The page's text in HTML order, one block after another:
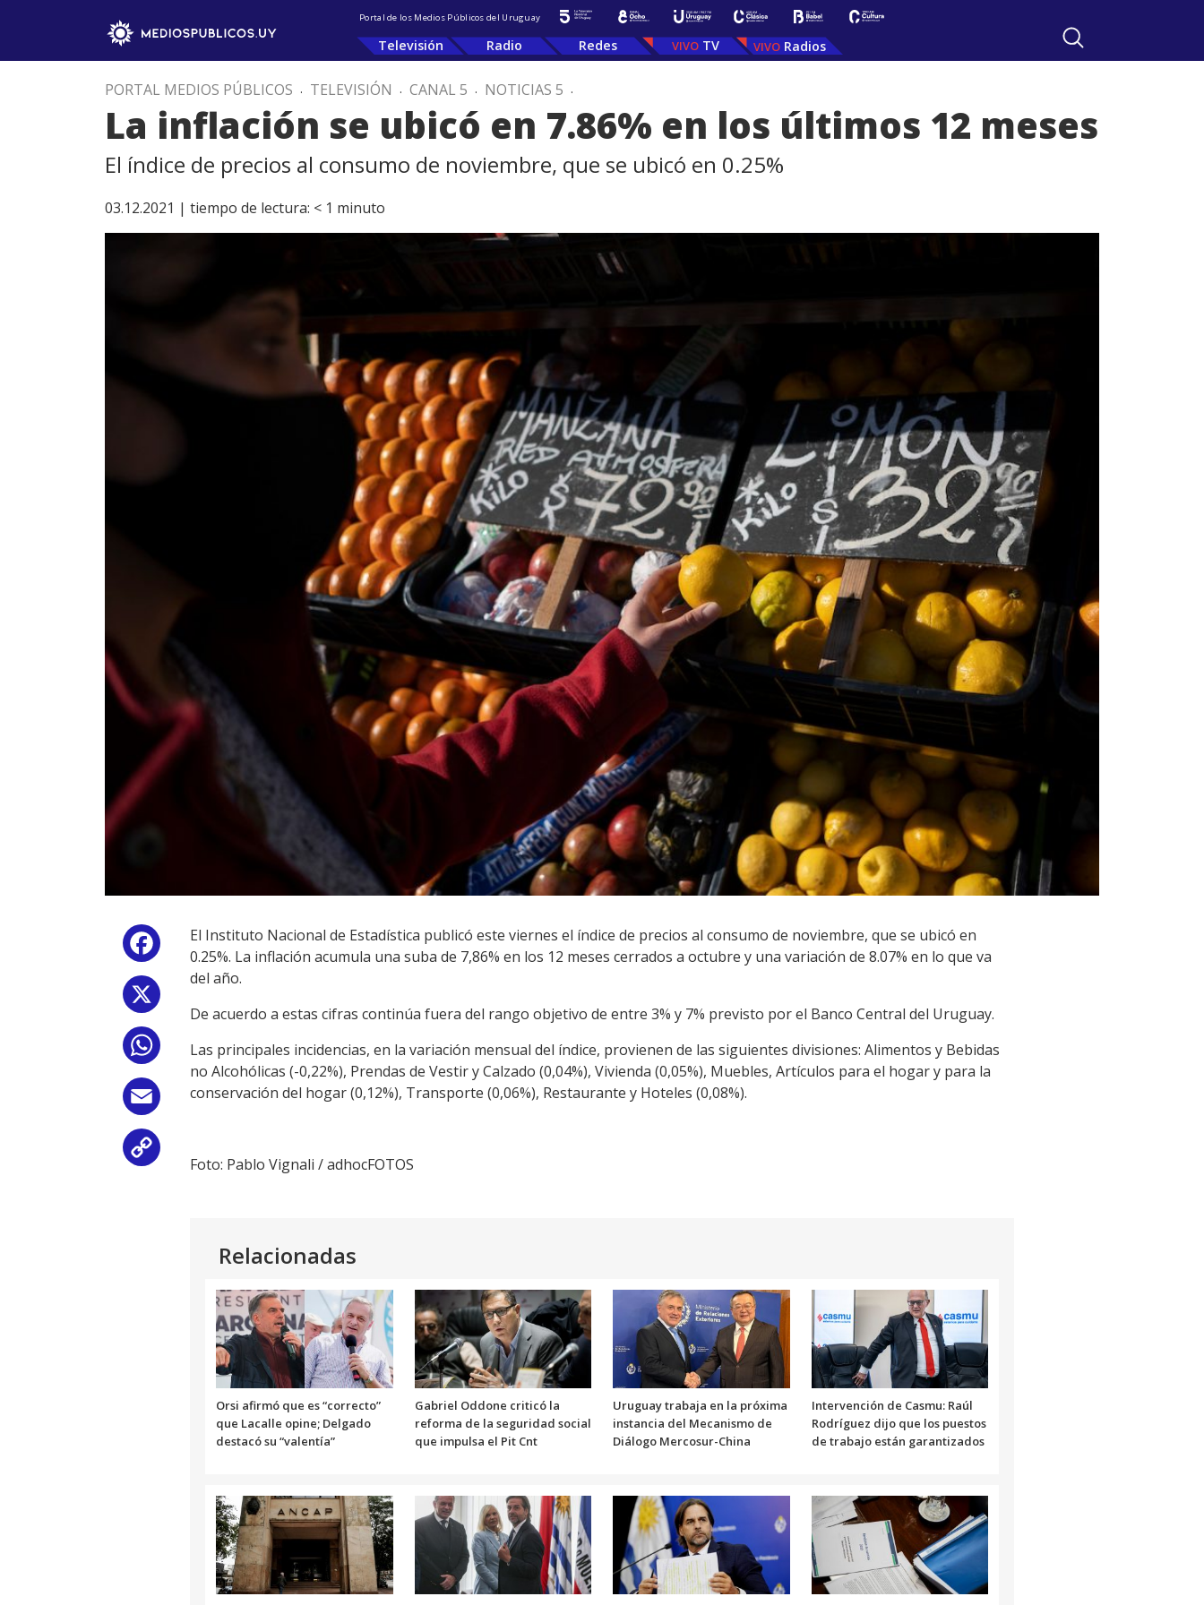
Portal de los Medios Públicos del Uruguay
Televisión Radio Redes TV Radios
PORTAL MEDIOS PÚBLICOS . TELEVISIÓN . CANAL 5 . NOTICIAS 5 .
La inflación se ubicó en 7.86% en los últimos 12 meses
El índice de precios al consumo de noviembre, que se ubicó en 0.25%
03.12.2021 | tiempo de lectura: < 1 minuto
Facebook
WhatsApp
Email
El Instituto Nacional de Estadística publicó este viernes el índice de precios al consumo de noviembre, que se ubicó en
0.25%. La inflación acumula una suba de 7,86% en los 12 meses cerrados a octubre y una variación de 8.07% en lo que va
del año.
De acuerdo a estas cifras continúa fuera del rango objetivo de entre 3% y 7% previsto por el Banco Central del Uruguay.
Las principales incidencias, en la variación mensual del índice, provienen de las siguientes divisiones: Alimentos y Bebidas
no Alcohólicas (-0,22%), Prendas de Vestir y Calzado (0,04%), Vivienda (0,05%), Muebles, Artículos para el hogar y para la
conservación del hogar (0,12%), Transporte (0,06%), Restaurante y Hoteles (0,08%).
Foto: Pablo Vignali / adhocFOTOS
Relacionadas
Orsi afirmó que es “correcto”
que Lacalle opine; Delgado
destacó su “valentía”
Gabriel Oddone criticó la
reforma de la seguridad social
que impulsa el Pit Cnt
Uruguay trabaja en la próxima
instancia del Mecanismo de
Diálogo Mercosur-China
Intervención de Casmu: Raúl
Rodríguez dijo que los puestos
de trabajo están garantizados